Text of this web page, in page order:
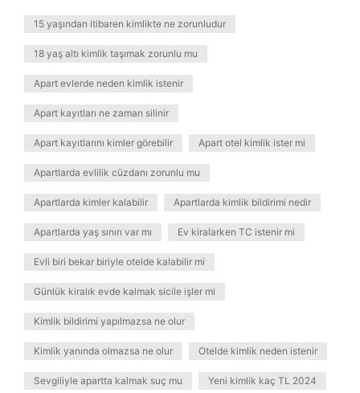
15 yaşından itibaren kimlikte ne zorunludur
18 yaş altı kimlik taşımak zorunlu mu
Apart evlerde neden kimlik istenir
Apart kayıtları ne zaman silinir
Apart kayıtlarını kimler görebilir Apart otel kimlik ister mi
Apartlarda evlilik cüzdanı zorunlu mu
Apartlarda kimler kalabilir Apartlarda kimlik bildirimi nedir
Apartlarda yaş sınırı var mı Ev kiralarken TC istenir mi
Evli biri bekar biriyle otelde kalabilir mi
Günlük kiralık evde kalmak sicile işler mi
Kimlik bildirimi yapılmazsa ne olur
Kimlik yanında olmazsa ne olur Otelde kimlik neden istenir
Sevgiliyle apartta kalmak suç mu Yeni kimlik kaç TL 2024